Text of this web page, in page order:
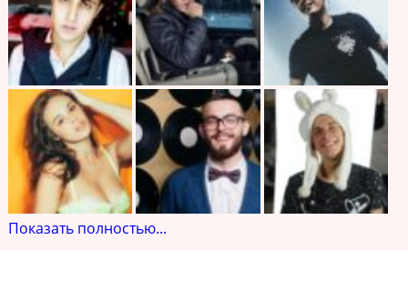
Показать полностью...